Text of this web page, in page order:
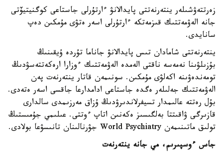
زەرتتەۋشىلەر ينتەرنەتتى پايدالانۋ ءارتۇرلى جاستاعى كوگنيتيۆتى
جانە الەۋمەتتىك قىزمەتكە ءارتۇرلى اسەر ەتۋى مۇمكىن دەپ
سانايدى.
ينتەرنەتتى شامادان تىس پايدالانۋ جاناما تۇردە ۇيقىنىڭ
بۇزىلۋىنا نەمەسە ناقتى الەمدە الەۋمەتتىك ءوزارا ارەكەتتەسۋدىڭ
تومەندەۋىنە اكەلۋى مۇمكىن. سونىمەن قاتار ينتەرنەت پەن
الەۋمەتتىك جەلىلەر ەگدە جاستاعى ادامدارعا جاقسى اسەر ەتەدى.
بۇل رەتتە عالىمدار تسيفرلاندىرۋدىڭ ۇزاق مەرزىمدى سالدارى
قازىرگى ۋاقىتتا بەلگىسىز ەكەنىن اتاپ ءوتتى. عىلىمي جۇمىستىڭ
تولىق ماتىنىمەن World Psychiatry جۋرنالىنان تانىسۋعا بولادى.
جاس ءوسپىرىم، مي جانە ينتەرنەت